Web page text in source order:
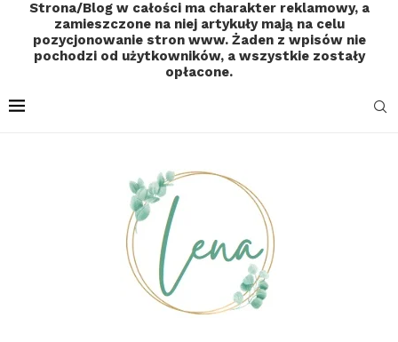
Strona/Blog w całości ma charakter reklamowy, a
zamieszczone na niej artykuły mają na celu
pozycjonowanie stron www. Żaden z wpisów nie
pochodzi od użytkowników, a wszystkie zostały
opłacone.